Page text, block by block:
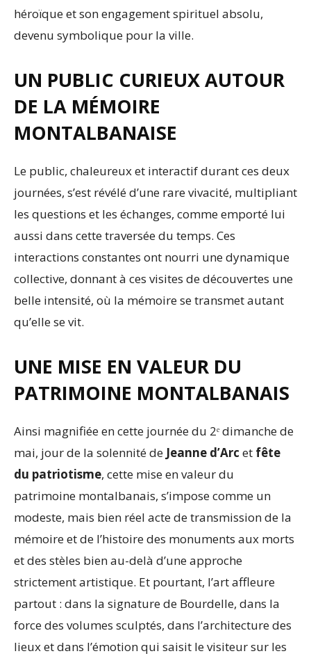
héroïque et son engagement spirituel absolu,
devenu symbolique pour la ville.
UN PUBLIC CURIEUX AUTOUR
DE LA MÉMOIRE
MONTALBANAISE
Le public, chaleureux et interactif durant ces deux
journées, s’est révélé d’une rare vivacité, multipliant
les questions et les échanges, comme emporté lui
aussi dans cette traversée du temps. Ces
interactions constantes ont nourri une dynamique
collective, donnant à ces visites de découvertes une
belle intensité, où la mémoire se transmet autant
qu’elle se vit.
UNE MISE EN VALEUR DU
PATRIMOINE MONTALBANAIS
Ainsi magnifiée en cette journée du 2ᵉ dimanche de
mai, jour de la solennité de Jeanne d’Arc et fête
du patriotisme, cette mise en valeur du
patrimoine montalbanais, s’impose comme un
modeste, mais bien réel acte de transmission de la
mémoire et de l’histoire des monuments aux morts
et des stèles bien au-delà d’une approche
strictement artistique. Et pourtant, l’art affleure
partout : dans la signature de Bourdelle, dans la
force des volumes sculptés, dans l’architecture des
lieux et dans l’émotion qui saisit le visiteur sur les